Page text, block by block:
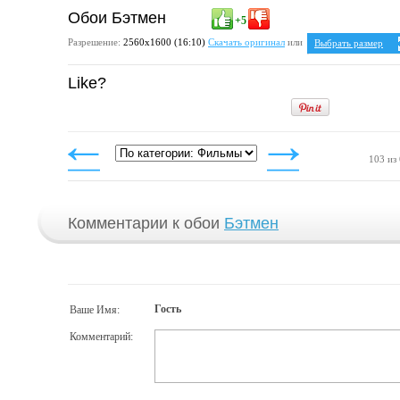
Обои Бэтмен +5
Разрешение: 2560х1600 (16:10) Скачать оригинал или
Выбрать размер
Ваше разрешение:
1024x768
1280x960
Like?
103 из
Комментарии к обои Бэтмен
Ваше Имя: Гость
Комментарий: